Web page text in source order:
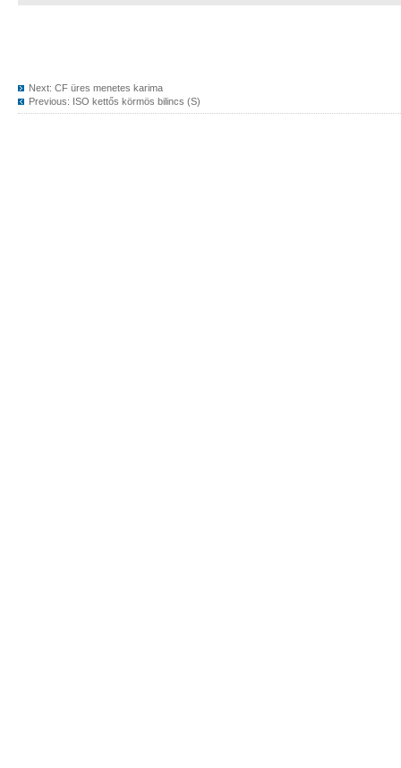
Next: CF üres menetes karima
Previous: ISO kettős körmös bilincs (S)